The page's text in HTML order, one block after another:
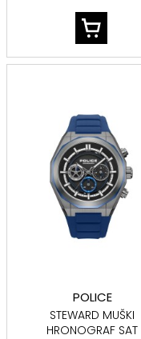
POLICE
STEWARD MUŠKI
HRONOGRAF SAT